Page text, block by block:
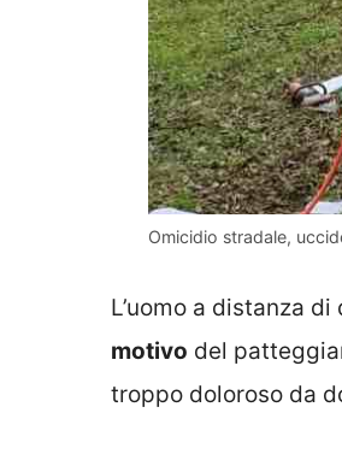
Omicidio stradale,
L’uomo a distanza
motivo del
troppo doloroso da